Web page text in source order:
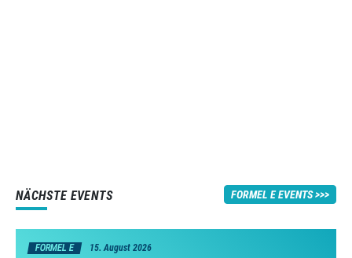
NÄCHSTE EVENTS FORMEL E EVENTS
FORMEL E 15. August 2026